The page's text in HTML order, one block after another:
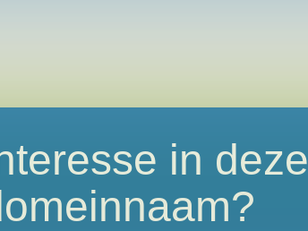
in deze